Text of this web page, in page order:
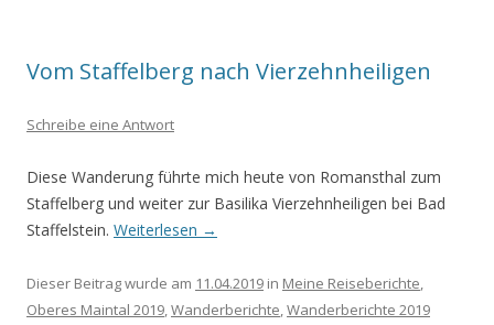
Vom Staffelberg nach Vierzehnheiligen
Schreibe eine Antwort
Diese Wanderung führte mich heute von Romansthal zum
Staffelberg und weiter zur Basilika Vierzehnheiligen bei Bad
Staffelstein. Weiterlesen →
Dieser Beitrag wurde am 11.04.2019 in Meine Reiseberichte,
Oberes Maintal 2019,Wanderberichte,Wanderberichte 2019